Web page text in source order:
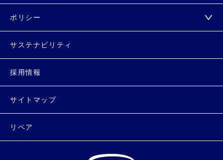
ポリシー
サステナビリティ
採用情報
サイトマップ
リペア